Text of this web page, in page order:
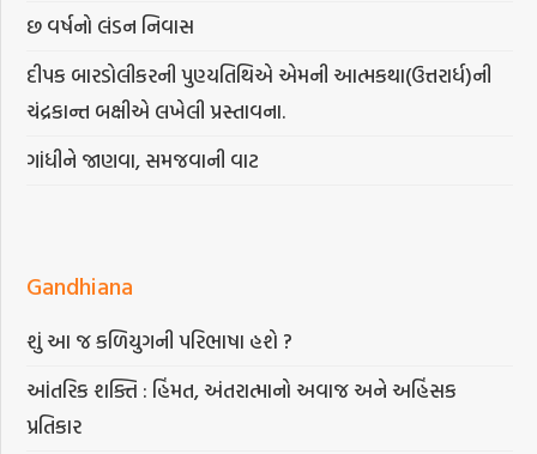
છ વર્ષનો લંડન નિવાસ
દીપક બારડોલીકરની પુણ્યતિથિએ એમની આત્મકથા(ઉત્તરાર્ધ)ની
ચંદ્રકાન્ત બક્ષીએ લખેલી પ્રસ્તાવના.
ગાંધીને જાણવા, સમજવાની વાટ
Gandhiana
શું આ જ કળિયુગની પરિભાષા હશે ?
આંતરિક શક્તિ : હિંમત, અંતરાત્માનો અવાજ અને અહિંસક
પ્રતિકાર